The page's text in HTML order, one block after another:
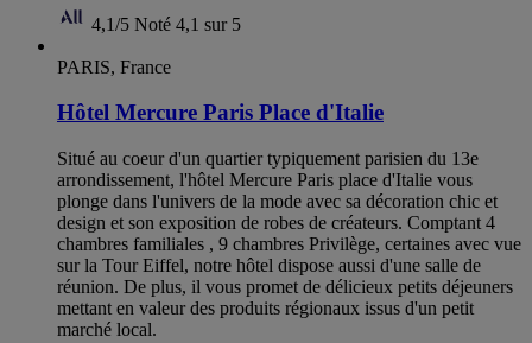
4,1/5 Noté 4,1 sur 5
PARIS, France
Hôtel Mercure Paris Place d'Italie
Situé au coeur d'un quartier typiquement parisien du 13e
arrondissement, l'hôtel Mercure Paris place d'Italie vous
plonge dans l'univers de la mode avec sa décoration chic et
design et son exposition de robes de créateurs. Comptant 4
chambres familiales , 9 chambres Privilège, certaines avec vue
sur la Tour Eiffel, notre hôtel dispose aussi d'une salle de
réunion. De plus, il vous promet de délicieux petits déjeuners
mettant en valeur des produits régionaux issus d'un petit
marché local.